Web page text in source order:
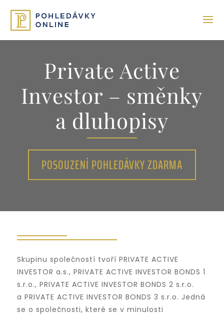
Private Active
Investor – směnky
a dluhopisy
POSOUZENÍ POHLEDÁVKY ZDARMA
Skupinu společností tvoří PRIVATE ACTIVE
INVESTOR a.s., PRIVATE ACTIVE INVESTOR BONDS 1
s.r.o., PRIVATE ACTIVE INVESTOR BONDS 2 s.r.o.
a PRIVATE ACTIVE INVESTOR BONDS 3 s.r.o. Jedná
se o společnosti, které se v minulosti